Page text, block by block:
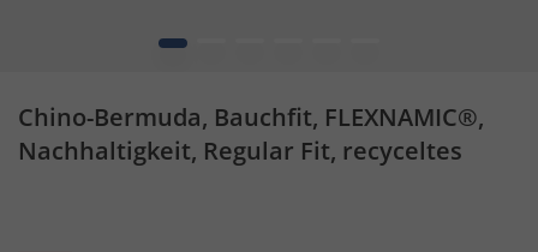
1
Chino-Bermuda, Bauchfit, FLEXNAMIC®,
Nachhaltigkeit, Regular Fit, recyceltes